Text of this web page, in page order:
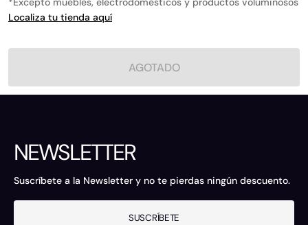
Localiza tu tienda aquí
AGOTADO
NEWSLETTER
Suscríbete a la Newsletter y no te pierdas ningún descuento.
SUSCRÍBETE